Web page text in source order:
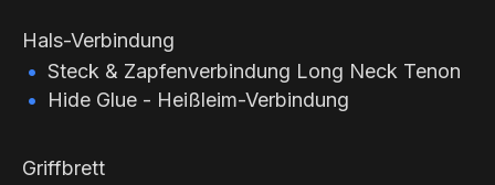
Hals-Verbindung
Steck & Zapfenverbindung Long Neck Tenon
Hide Glue - Heißleim-Verbindung
Griffbrett